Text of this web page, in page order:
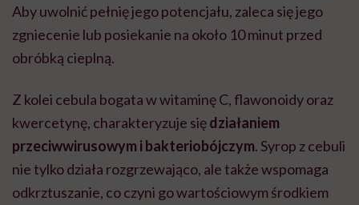
Aby uwolnić pełnię jego potencjału, zaleca się jego
zgniecenie lub posiekanie na około 10 minut przed
obróbką cieplną.
Z kolei cebula bogata w witaminę C, flawonoidy oraz
kwercetynę, charakteryzuje siędziałaniem
przeciwwirusowym i bakteriobójczym. Syrop z cebuli
nie tylko działa rozgrzewająco, ale także wspomaga
odkrztuszanie, co czyni go wartościowym środkiem